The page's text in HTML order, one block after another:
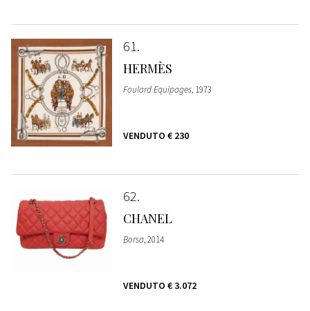
61
HERMÈS
Foulard Equipages, 1973
VENDUTO € 230
62
CHANEL
Borsa, 2014
VENDUTO € 3.072